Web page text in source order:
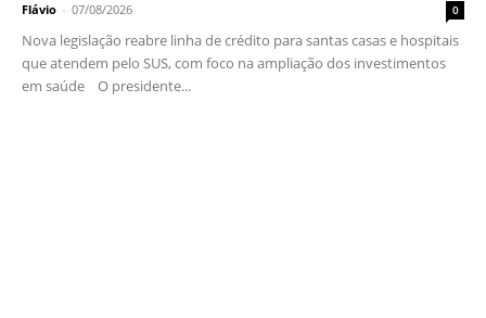
Flávio - 07/08/2026 0
Nova legislação reabre linha de crédito para santas casas e hospitais
que atendem pelo SUS, com foco na ampliação dos investimentos
em saúde O presidente...